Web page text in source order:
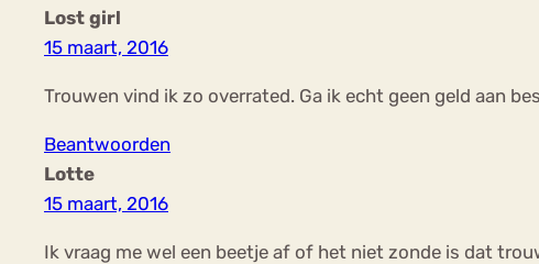
Lost girl
15 maart, 2016
Trouwen vind ik zo overrated. Ga ik echt geen geld aan
Beantwoorden
Lotte
15 maart, 2016
Ik vraag me wel een beetje af of het niet zonde is dat